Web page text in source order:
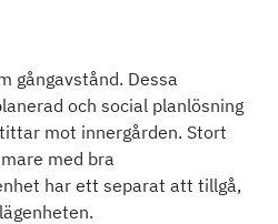
gångavstånd. Dessa
och social planlösning
mot innergården. Stort
med bra
har ett separat att tillgå,